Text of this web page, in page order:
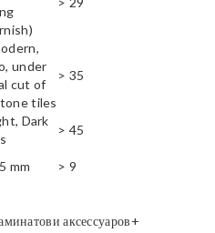
under
cut of
tiles
> 35
Dark
> 45
mm > 9